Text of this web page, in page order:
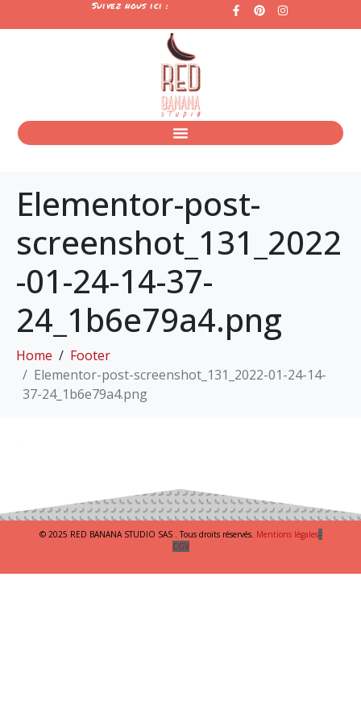
Suivez nous ici :
Elementor-post-
screenshot_131_2022
-01-24-14-37-
24_1b6e79a4.png
Home
Footer
Elementor-post-screenshot_131_2022-01-24-14-
37-24_1b6e79a4.png
© 2025 RED BANANA STUDIO SAS . Tous droits réservés. Mentions légales–
CGV